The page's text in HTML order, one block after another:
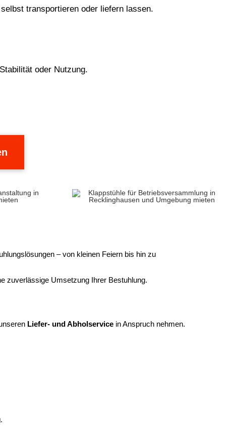
transportieren oder liefern lassen.
oder Nutzung.
– von kleinen Feiern bis hin zu
zuverlässige Umsetzung Ihrer Bestuhlung.
Liefer- und Abholservicein Anspruch nehmen.